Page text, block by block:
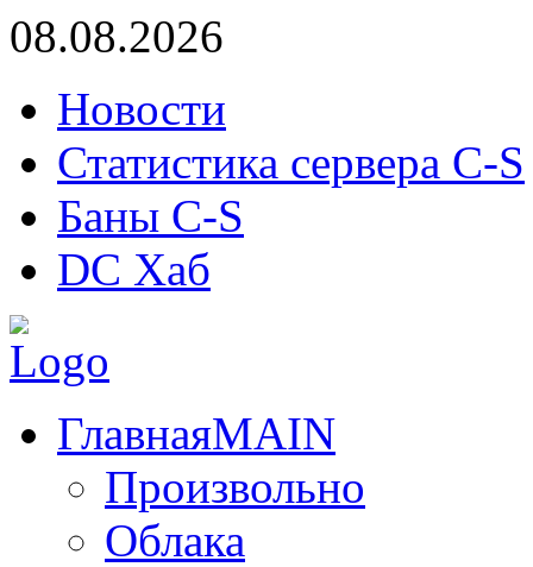
08.08.2026
Новости
Статистика сервера C-S
Баны C-S
DC Хаб
ГлавнаяMAIN
Произвольно
Облака